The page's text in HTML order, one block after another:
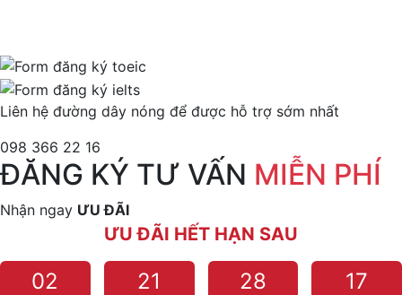
Liên hệ đường dây nóng để được hỗ trợ sớm nhất
098 366 22 16
ĐĂNG KÝ TƯ VẤN MIỄN PHÍ
Nhận ngay ƯU ĐÃI
ƯU ĐÃI HẾT HẠN SAU
02 21 28 15